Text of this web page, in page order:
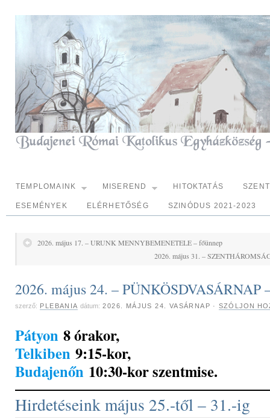
TEMPLOMAINK MISEREND HITOKTATÁS
ESEMÉNYEK ELÉRHETŐSÉG SZINÓDUS 2021-2023
2026. május 17. – URUNK MENNYBEMENETELE – főünnep
2026. május 31. –
2026. május 24. – PÜNKÖSDVASÁRNAP
szerző: PLEBANIA dátum: 2026. MÁJUS 24. VASÁRNAP ·SZÓLJON
Pátyon 8 órakor,
Telkiben 9:15-kor,
Budajenőn 10:30-kor szentmise.
Hirdetéseink május 25.-től – 31.-ig